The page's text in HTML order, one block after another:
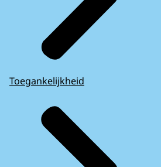
Toegankelijkheid